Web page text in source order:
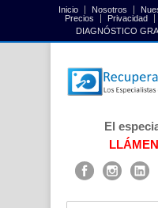
Inicio Nosotros
Precios
Privacidad
DIAGNÓSTICO
El